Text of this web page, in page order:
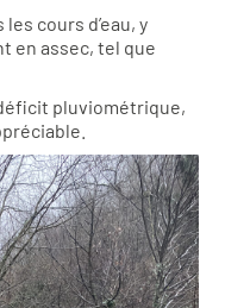
cours d’eau, y
en assec, tel que
pluviométrique,